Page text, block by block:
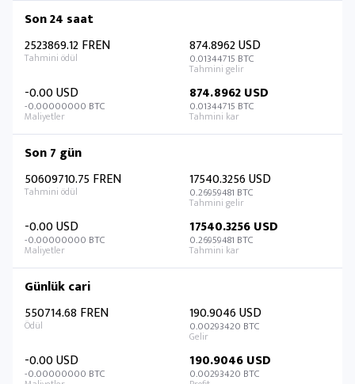
Son 24 saat
2523869.12 FREN
874.8962 USD
0.01344715 BTC
-0.00 USD
-0.00000000 BTC
874.8962 USD
0.01344715 BTC
Son 7 gün
50609710.75 FREN
17540.3256 USD
0.26959481 BTC
-0.00 USD
-0.00000000 BTC
17540.3256 USD
0.26959481 BTC
Günlük cari
550714.68 FREN
190.9046 USD
0.00293420 BTC
-0.00 USD
-0.00000000 BTC
190.9046 USD
0.00293420 BTC